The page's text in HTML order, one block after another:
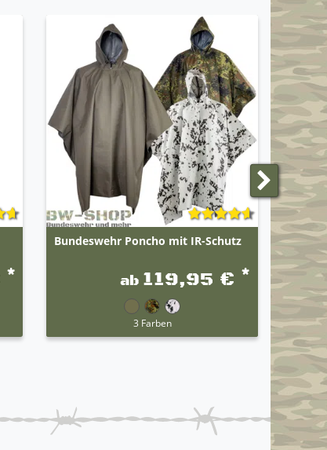
*
Bundeswehr Poncho mit IR-Schutz
ab 119,95 € *
3 Farben